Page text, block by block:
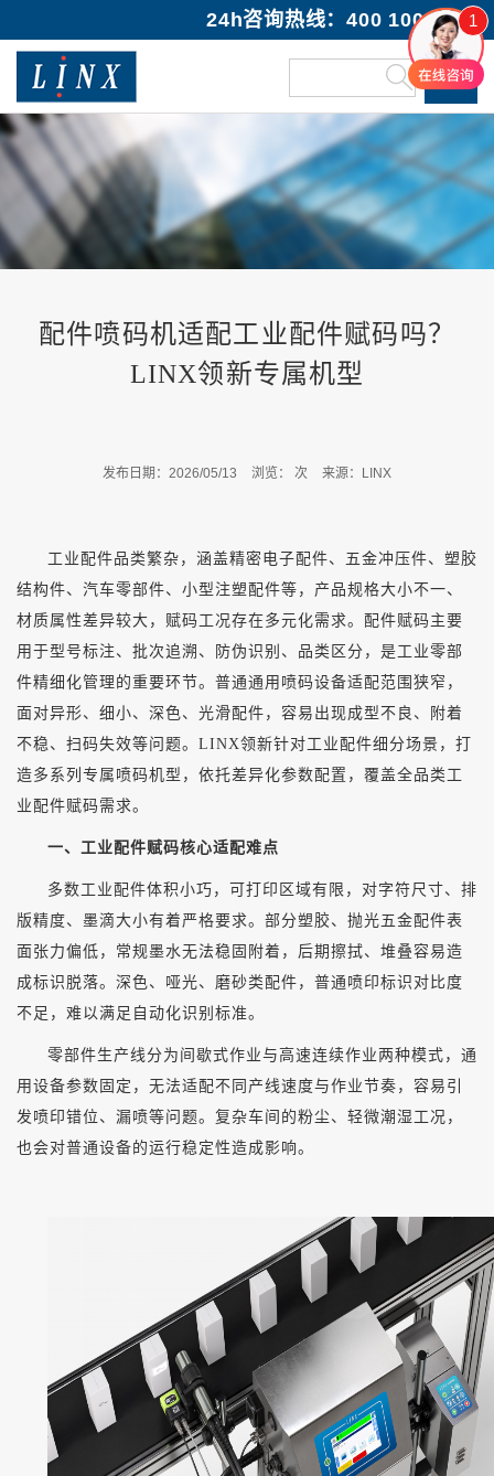
24h咨询热线：400 100 1089
配件喷码机适配工业配件赋码吗？
LINX领新专属机型
发布日期：2026/05/13 浏览： 次 来源：LINX
工业配件品类繁杂，涵盖精密电子配件、五金冲压件、塑胶
结构件、汽车零部件、小型注塑配件等，产品规格大小不一、
材质属性差异较大，赋码工况存在多元化需求。配件赋码主要
用于型号标注、批次追溯、防伪识别、品类区分，是工业零部
件精细化管理的重要环节。普通通用喷码设备适配范围狭窄，
面对异形、细小、深色、光滑配件，容易出现成型不良、附着
不稳、扫码失效等问题。 LINX领新针对工业配件细分场景，打
造多系列专属喷码机型，依托差异化参数配置，覆盖全品类工
业配件赋码需求。
一、工业配件赋码核心适配难点
多数工业配件体积小巧，可打印区域有限，对字符尺寸、排
版精度、墨滴大小有着严格要求。部分塑胶、抛光五金配件表
面张力偏低，常规墨水无法稳固附着，后期擦拭、堆叠容易造
成标识脱落。深色、哑光、磨砂类配件，普通喷印标识对比度
不足，难以满足自动化识别标准。
零部件生产线分为间歇式作业与高速连续作业两种模式，通
用设备参数固定，无法适配不同产线速度与作业节奏，容易引
发喷印错位、漏喷等问题。复杂车间的粉尘、轻微潮湿工况，
也会对普通设备的运行稳定性造成影响。
1